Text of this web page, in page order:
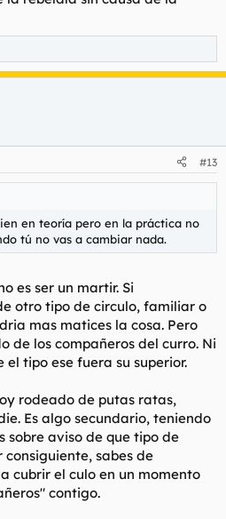
#13
en teoría pero en la práctica no
tú no vas a cambiar nada.
es ser un martir. Si
otro tipo de circulo, familiar o
mas matices la cosa. Pero
de los compañeros del curro. Ni
tipo ese fuera su superior.
rodeado de putas ratas,
Es algo secundario, teniendo
sobre aviso de que tipo de
sabes de
cubrir el culo en un momento
contigo.